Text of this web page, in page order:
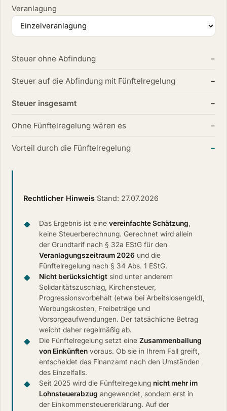
Veranlagung
Steuer ohne Abfindung –
Steuer auf die Abfindung mit Fünftelregelung –
Steuer insgesamt –
Ohne Fünftelregelung wären es –
Vorteil durch die Fünftelregelung –
Rechtlicher Hinweis Stand: 27.07.2026
Das Ergebnis ist eine vereinfachte Schätzung
keine Steuerberechnung. Gerechnet wird allein
der Grundtarif nach § 32a EStG für den
Veranlagungszeitraum 2026 und die
Fünftelregelung nach § 34 Abs. 1 EStG.
Nicht berücksichtigtsind unter anderem
Solidaritätszuschlag, Kirchensteuer,
Progressionsvorbehalt (etwa bei Arbeitslosengeld),
Werbungskosten, Freibeträge und
Vorsorgeaufwendungen. Der tatsächliche Betrag
weicht daher regelmäßig ab.
Die Fünftelregelung setzt eine Zusammenballung
von Einkünftenvoraus. Ob sie in Ihrem Fall greift,
entscheidet das Finanzamt nach den Umständen
des Einzelfalls.
Seit 2025 wird die Fünftelregelung nicht mehr im
Lohnsteuerabzug angewendet, sondern erst in
der Einkommensteuererklärung. Auf der